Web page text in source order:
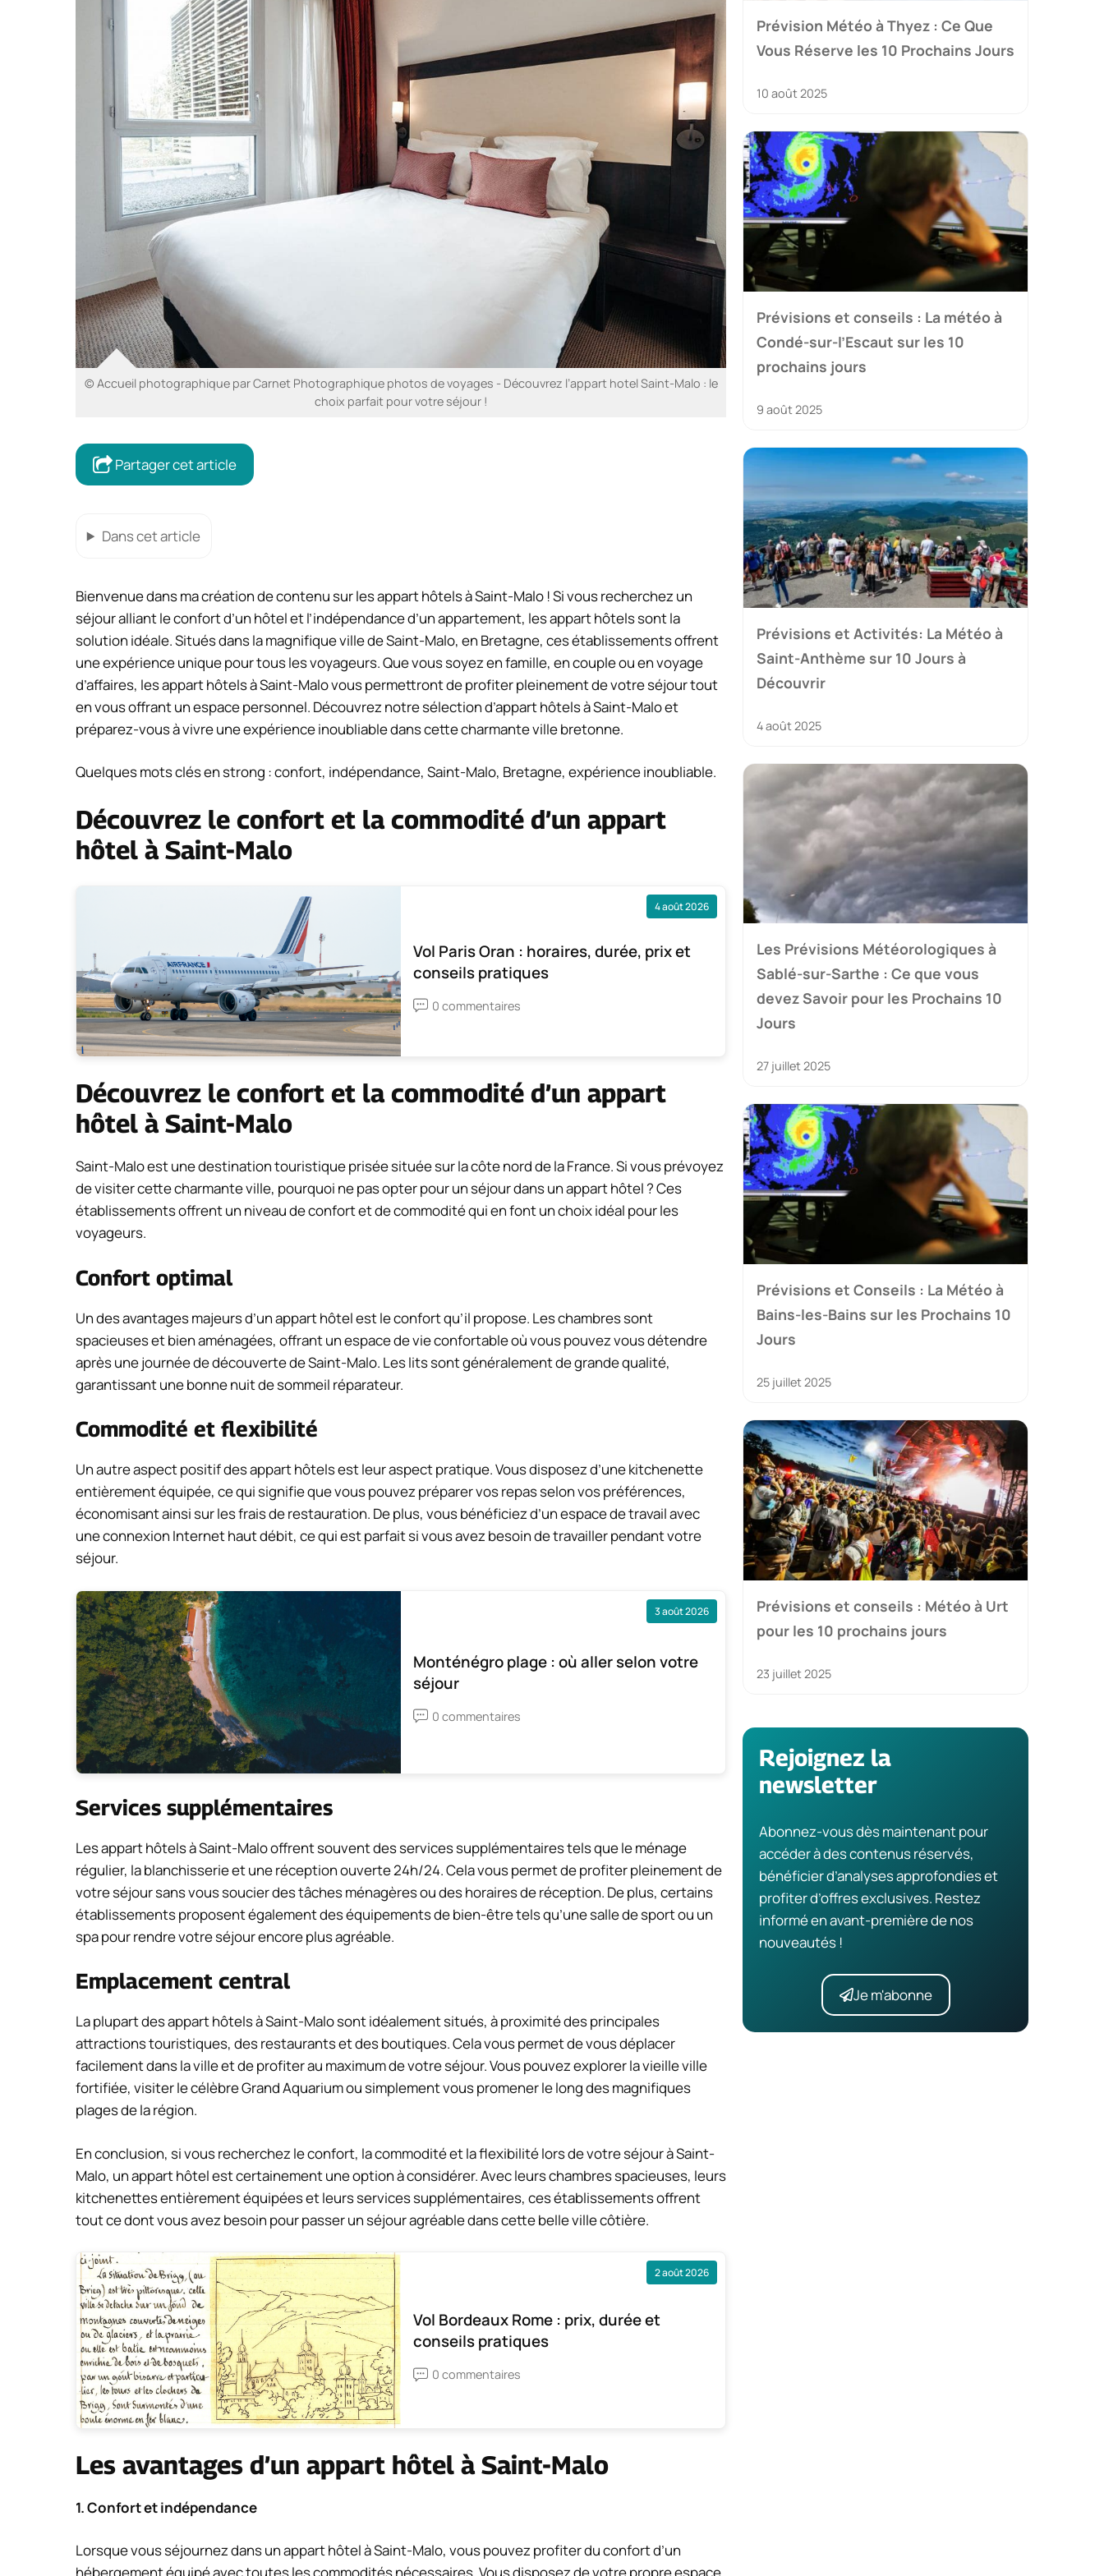
© Accueil photographique par Carnet Photographique photos de voyages - Découvrez l’appart hotel Saint-Malo : le
choix parfait pour votre séjour !
Partager cet article
Dans cet article
Bienvenue dans ma création de contenu sur les appart hôtels à Saint-Malo ! Si vous recherchez un
séjour alliant le confort d’un hôtel et l’indépendance d’un appartement, les appart hôtels sont la
solution idéale. Situés dans la magnifique ville de Saint-Malo, en Bretagne, ces établissements offrent
une expérience unique pour tous les voyageurs. Que vous soyez en famille, en couple ou en voyage
d’affaires, les appart hôtels à Saint-Malo vous permettront de profiter pleinement de votre séjour tout
en vous offrant un espace personnel. Découvrez notre sélection d’appart hôtels à Saint-Malo et
préparez-vous à vivre une expérience inoubliable dans cette charmante ville bretonne.
Quelques mots clés en strong : confort, indépendance, Saint-Malo, Bretagne, expérience inoubliable.
Découvrez le confort et la commodité d’un appart
hôtel à Saint-Malo
4 août 2026
Vol Paris Oran : horaires, durée, prix et
conseils pratiques
0 commentaires
Découvrez le confort et la commodité d’un appart
hôtel à Saint-Malo
Saint-Malo est une destination touristique prisée située sur la côte nord de la France. Si vous prévoyez
de visiter cette charmante ville, pourquoi ne pas opter pour un séjour dans un appart hôtel ? Ces
établissements offrent un niveau de confort et de commodité qui en font un choix idéal pour les
voyageurs.
Confort optimal
Un des avantages majeurs d’un appart hôtel est le confort qu’il propose. Les chambres sont
spacieuses et bien aménagées, offrant un espace de vie confortable où vous pouvez vous détendre
après une journée de découverte de Saint-Malo. Les lits sont généralement de grande qualité,
garantissant une bonne nuit de sommeil réparateur.
Commodité et flexibilité
Un autre aspect positif des appart hôtels est leur aspect pratique. Vous disposez d’une kitchenette
entièrement équipée, ce qui signifie que vous pouvez préparer vos repas selon vos préférences,
économisant ainsi sur les frais de restauration. De plus, vous bénéficiez d’un espace de travail avec
une connexion Internet haut débit, ce qui est parfait si vous avez besoin de travailler pendant votre
séjour.
3 août 2026
Monténégro plage : où aller selon votre
séjour
0 commentaires
Services supplémentaires
Les appart hôtels à Saint-Malo offrent souvent des services supplémentaires tels que le ménage
régulier, la blanchisserie et une réception ouverte 24h/24. Cela vous permet de profiter pleinement de
votre séjour sans vous soucier des tâches ménagères ou des horaires de réception. De plus, certains
établissements proposent également des équipements de bien-être tels qu’une salle de sport ou un
spa pour rendre votre séjour encore plus agréable.
Emplacement central
La plupart des appart hôtels à Saint-Malo sont idéalement situés, à proximité des principales
attractions touristiques, des restaurants et des boutiques. Cela vous permet de vous déplacer
facilement dans la ville et de profiter au maximum de votre séjour. Vous pouvez explorer la vieille ville
fortifiée, visiter le célèbre Grand Aquarium ou simplement vous promener le long des magnifiques
plages de la région.
En conclusion, si vous recherchez le confort, la commodité et la flexibilité lors de votre séjour à Saint-
Malo, un appart hôtel est certainement une option à considérer. Avec leurs chambres spacieuses, leurs
kitchenettes entièrement équipées et leurs services supplémentaires, ces établissements offrent
tout ce dont vous avez besoin pour passer un séjour agréable dans cette belle ville côtière.
2 août 2026
Vol Bordeaux Rome : prix, durée et
conseils pratiques
0 commentaires
Les avantages d’un appart hôtel à Saint-Malo
1. Confort et indépendance
Lorsque vous séjournez dans un appart hôtel à Saint-Malo, vous pouvez profiter du confort d’un
Prévision Météo à Thyez : Ce Que
Vous Réserve les 10 Prochains Jours
10 août 2025
Prévisions et conseils : La météo à
Condé-sur-l’Escaut sur les 10
prochains jours
9 août 2025
Prévisions et Activités: La Météo à
Saint-Anthème sur 10 Jours à
Découvrir
4 août 2025
Les Prévisions Météorologiques à
Sablé-sur-Sarthe : Ce que vous
devez Savoir pour les Prochains 10
Jours
27 juillet 2025
Prévisions et Conseils : La Météo à
Bains-les-Bains sur les Prochains 10
Jours
25 juillet 2025
Prévisions et conseils : Météo à Urt
pour les 10 prochains jours
23 juillet 2025
Rejoignez la
newsletter
Abonnez-vous dès maintenant pour
accéder à des contenus réservés,
bénéficier d’analyses approfondies et
profiter d’offres exclusives. Restez
informé en avant-première de nos
nouveautés !
Je m'abonne